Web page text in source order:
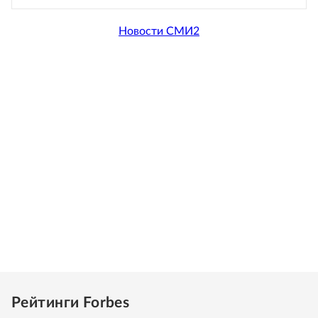
Новости СМИ2
Рейтинги Forbes